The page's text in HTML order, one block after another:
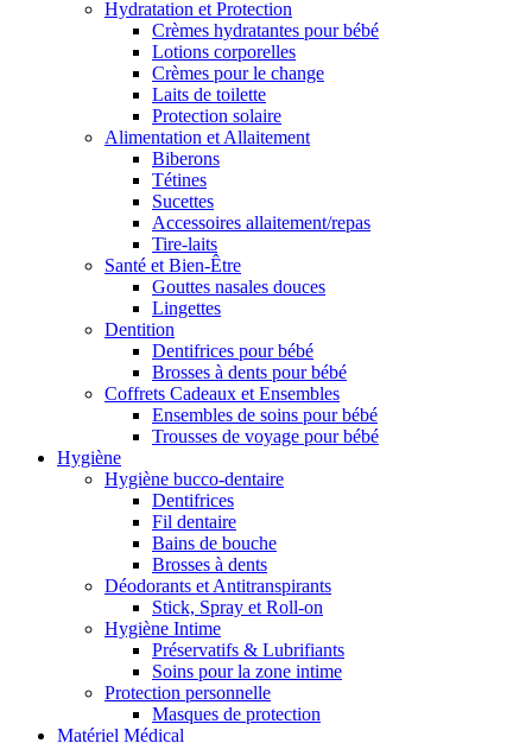
Hydratation et Protection
Crèmes hydratantes pour bébé
Lotions corporelles
Crèmes pour le change
Laits de toilette
Protection solaire
Alimentation et Allaitement
Biberons
Tétines
Sucettes
Accessoires allaitement/repas
Tire-laits
Santé et Bien-Être
Gouttes nasales douces
Lingettes
Dentition
Dentifrices pour bébé
Brosses à dents pour bébé
Coffrets Cadeaux et Ensembles
Ensembles de soins pour bébé
Trousses de voyage pour bébé
Hygiène
Hygiène bucco-dentaire
Dentifrices
Fil dentaire
Bains de bouche
Brosses à dents
Déodorants et Antitranspirants
Stick, Spray et Roll-on
Hygiène Intime
Préservatifs & Lubrifiants
Soins pour la zone intime
Protection personnelle
Masques de protection
Matériel Médical